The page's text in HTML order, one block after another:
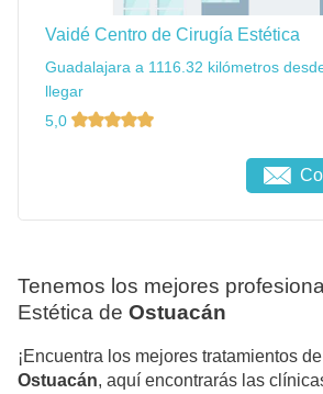
Vaidé Centro de Cirugía Estética
Guadalajara a 1116.32 kilómetros
llegar
5,0
Tenemos los mejores
Estética de Ostuacán
¡Encuentra los mejores tratamientos
Ostuacán, aquí encontrarás las